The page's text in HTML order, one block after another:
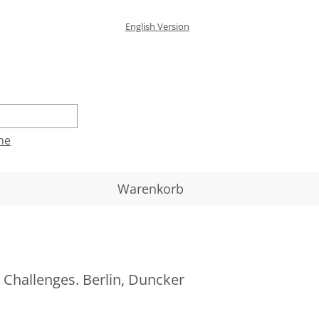
English Version
Warenkorb
Berlin, Duncker